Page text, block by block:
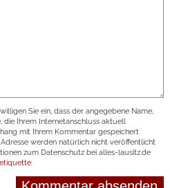
Sie ein, dass der angegebene Name,
die Ihrem Internetanschluss aktuell
mit Ihrem Kommentar gespeichert
werden natürlich nicht veröffentlicht
zum Datenschutz bei alles-lausitz.de
.